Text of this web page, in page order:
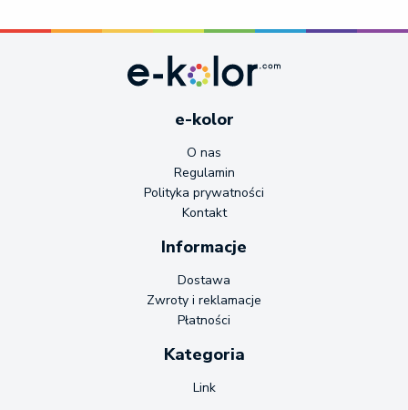
e-kolor
O nas
Regulamin
Polityka prywatności
Kontakt
Informacje
Dostawa
Zwroty i reklamacje
Płatności
Kategoria
Link